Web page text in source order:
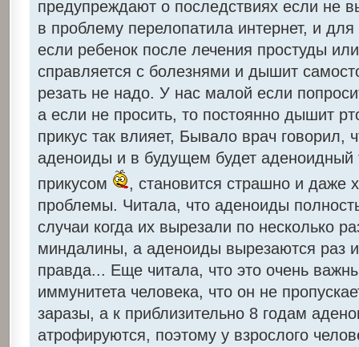
предупреждают о последствиях если не
в проблему перелопатила интернет, и
если ребенок после лечения простуды
справляется с болезнями и дышит
резать не надо. У нас малой если
а если не просить, то постоянно дышит
прикус так влияет, Бывало врач говорил,
аденоиды и в будущем будет
прикусом
, становится страшно и даже
проблемы. Читала, что аденоиды
случаи когда их вырезали по несколько
миндалины, а аденоиды вырезаются раз
правда... Еще читала, что это очень
иммунитета человека, что он не
заразы, а к приблизительно 8 годам
атрофируются, поэтому у взрослого